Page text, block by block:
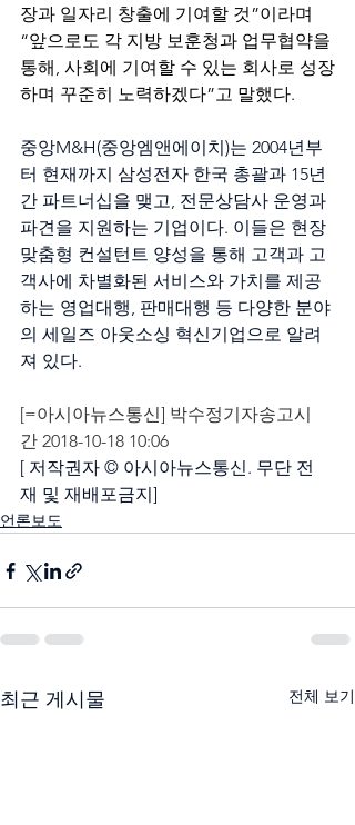
장과 일자리 창출에 기여할 것”이라며
“앞으로도 각 지방 보훈청과 업무협약을
통해, 사회에 기여할 수 있는 회사로 성장
하며 꾸준히 노력하겠다”고 말했다.
중앙M&H(중앙엠앤에이치)는 2004년부
터 현재까지 삼성전자 한국 총괄과 15년
간 파트너십을 맺고, 전문상담사 운영과
파견을 지원하는 기업이다. 이들은 현장
맞춤형 컨설턴트 양성을 통해 고객과 고
객사에 차별화된 서비스와 가치를 제공
하는 영업대행, 판매대행 등 다양한 분야
의 세일즈 아웃소싱 혁신기업으로 알려
져 있다.
[=아시아뉴스통신] 박수정기자송고시
간 2018-10-18 10:06
[ 저작권자 © 아시아뉴스통신. 무단 전
재 및 재배포금지]
언론보도
최근 게시물 전체 보기